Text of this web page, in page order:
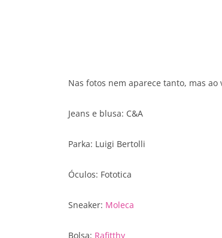
Nas fotos nem aparece tanto, mas
Jeans e blusa: C&A
Parka: Luigi Bertolli
Óculos: Fototica
Sneaker: Moleca
Bolsa: Rafitthy